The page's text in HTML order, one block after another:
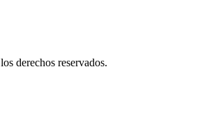
derechos reservados.